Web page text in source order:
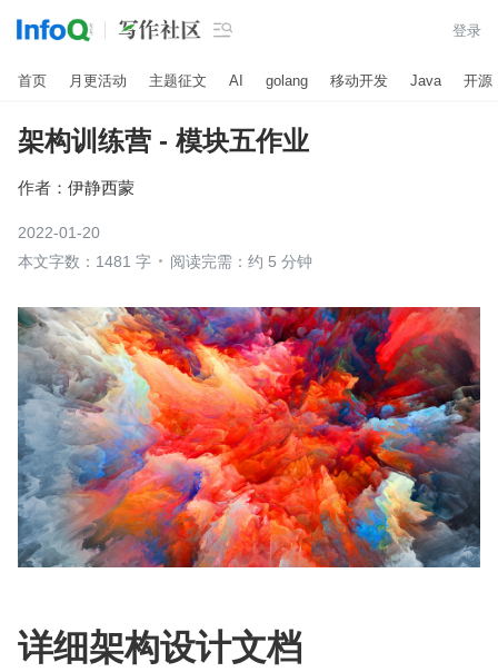
 登录
首页 月更活动 主题征文 AI golang 移动开发 Java 开源
架构训练营 - 模块五作业
作者： 伊静西蒙
2022-01-20
本文字数：1481 字
阅读完需：约 5 分钟
详细架构设计文档